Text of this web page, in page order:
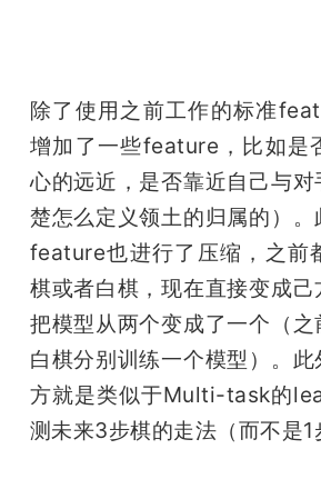
除了使用之前工作的标准
增加了一些feature，比如是
心的远近，是否靠近自己与
楚怎么定义领土的归属的）
feature也进行了压缩，之前
棋或者白棋，现在直接变成
把模型从两个变成了一个（
白棋分别训练一个模型）。
方就是类似于Multi-task的
测未来3步棋的走法（而不是1